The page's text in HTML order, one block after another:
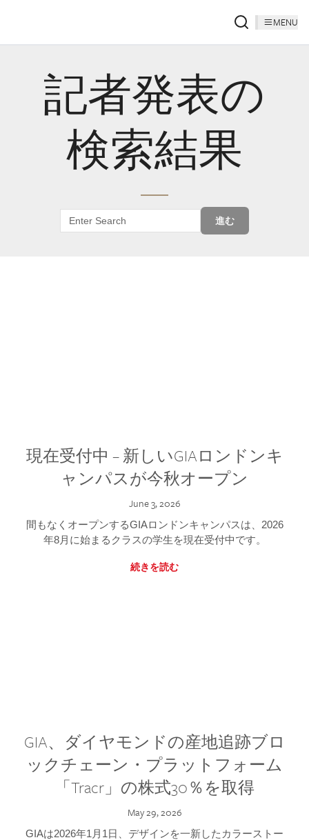
MENU
記者発表の
検索結果
進む
現在受付中 – 新しいGIAロンドンキ
ャンパスが今秋オープン
June 3, 2026
間もなくオープンするGIAロンドンキャンパスは、2026
年8月に始まるクラスの学生を現在受付中です。
続きを読む
GIA、ダイヤモンドの産地追跡ブロ
ックチェーン・プラットフォーム
「Tracr」の株式30％を取得
May 29, 2026
GIAは2026年1月1日、デザインを一新したカラーストー